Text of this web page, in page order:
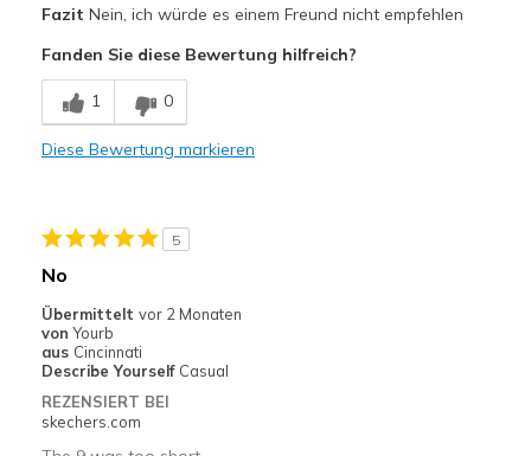
Nachteile
Poor Cushioning
Feels true to width
Sizing
View On Shoes
I'm Into Shoes
Fazit Nein, ich würde es einem Freund nicht empfehlen
Fanden Sie diese Bewertung hilfreich?
1 0
Diese Bewertung markieren
5
No
Übermittelt vor 2 Monaten
von Yourb
aus Cincinnati
Describe Yourself Casual
REZENSIERT BEI
skechers.com